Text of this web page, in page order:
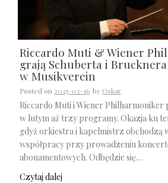
Riccardo Muti & Wiener
grają Schuberta i Brucknera
w Musikverein
Posted on 2025-02-16 by Oskar
Riccardo Muti i Wiener
w lutym aż trzy programy. Okazja ku
gdyż orkiestra i kapelmistrz obchodzą
współpracy przy prowadzeniu
abonamentowych. Odbędzie się…
Czytaj dalej